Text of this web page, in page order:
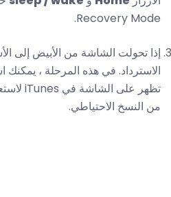
Recovery Mode.
إذا تحولت الشاشة من الأبيض إلى
الاسترداد. في هذه المرحلة ، يمكنك
من النسخ الاحتياطي.